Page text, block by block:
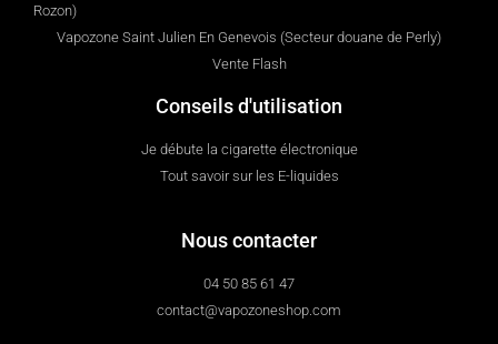
Rozon)
Vapozone Saint Julien En Genevois (Secteur douane de Perly)
Vente Flash
Conseils d'utilisation
Je débute la cigarette électronique
Tout savoir sur les E-liquides
Nous contacter
04 50 85 61 47
contact@vapozoneshop.com